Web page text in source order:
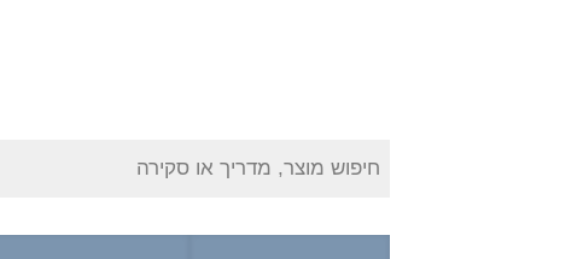
חיפוש מוצר, מדריך או סקירה